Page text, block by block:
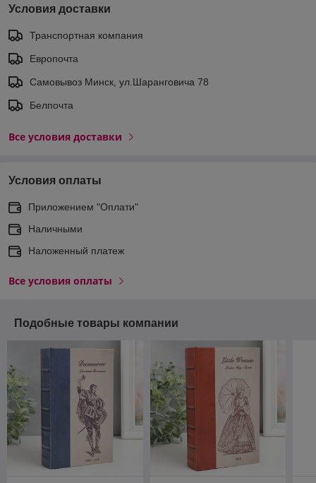
Условия доставки
Транспортная компания
Европочта
Самовывоз Минск, ул.Шаранговича 78
Белпочта
Все условия доставки
Условия оплаты
Приложением "Оплати"
Наличными
Наложенный платеж
Все условия оплаты
Подобные товары компании